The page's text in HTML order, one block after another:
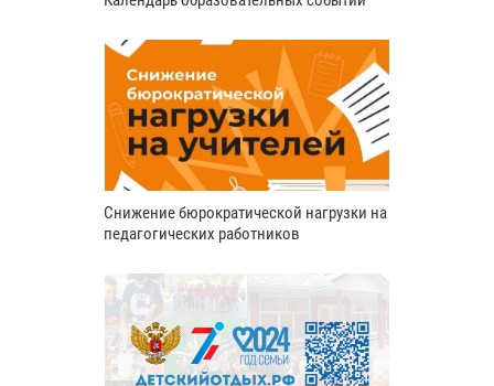
Снижение бюрократической нагрузки на
педагогических работников